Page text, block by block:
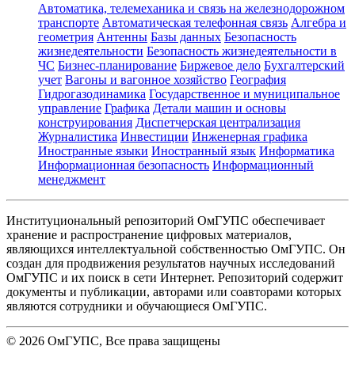
Автоматика, телемеханика и связь на железнодорожном
транспорте Автоматическая телефонная связь Алгебра и
геометрия Антенны Базы данных Безопасность
жизнедеятельности Безопасность жизнедеятельности в
ЧС Бизнес-планирование Биржевое дело Бухгалтерский
учет Вагоны и вагонное хозяйство География
Гидрогазодинамика Государственное и муниципальное
управление Графика Детали машин и основы
конструирования Диспетчерская централизация
Журналистика Инвестиции Инженерная графика
Иностранные языки Иностранный язык Информатика
Информационная безопасность Информационный
менеджмент
Институциональный репозиторий ОмГУПС обеспечивает
хранение и распространение цифровых материалов,
являющихся интеллектуальной собственностью ОмГУПС. Он
создан для продвижения результатов научных исследований
ОмГУПС и их поиск в сети Интернет. Репозиторий содержит
документы и публикации, авторами или соавторами которых
являются сотрудники и обучающиеся ОмГУПС.
© 2026 ОмГУПС, Все права защищены